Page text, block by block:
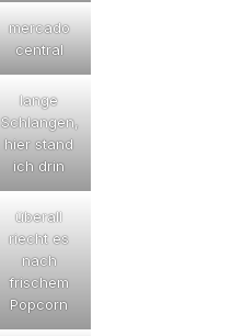
mercado
central
lange
Schlangen,
hier stand
ich drin
überall
riecht es
nach
frischem
Popcorn